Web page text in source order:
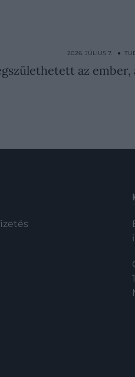
2026. JÚLIUS 7. ●
az